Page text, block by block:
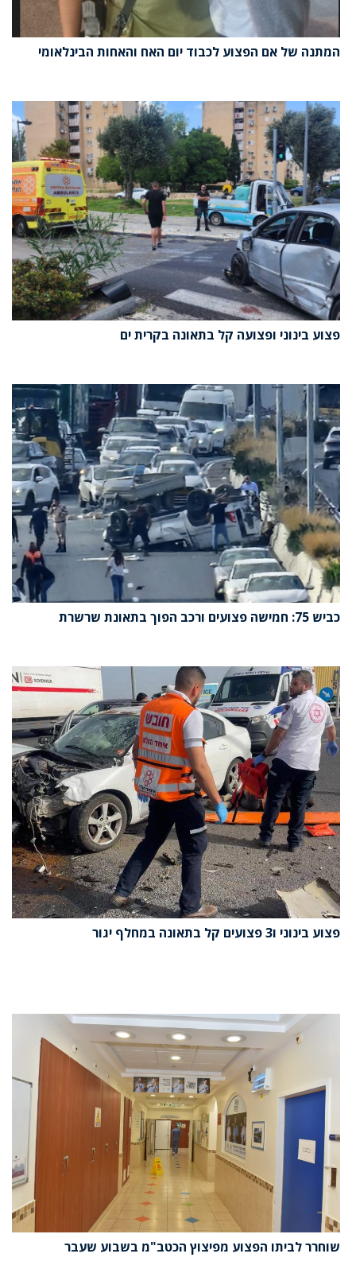
המתנה של אם הפצוע לכבוד יום האח והאחות הבינלאומי
פצוע בינוני ופצועה קל בתאונה בקרית ים
כביש 75: חמישה פצועים ורכב הפוך בתאונת שרשרת
פצוע בינוני ו3 פצועים קל בתאונה במחלף יגור
שוחרר לביתו הפצוע מפיצוץ הכטב"מ בשבוע שעבר